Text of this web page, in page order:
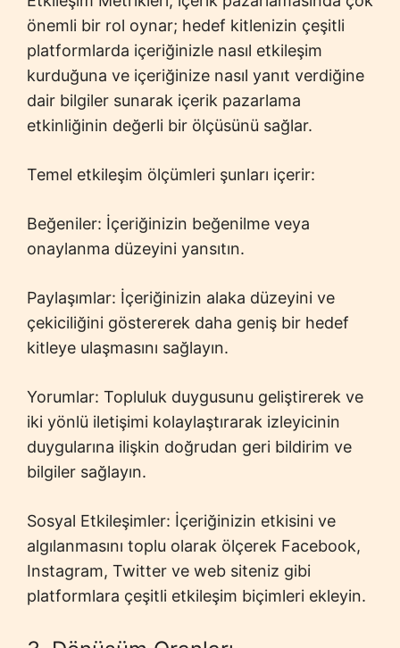
önemli bir rol oynar; hedef kitlenizin çeşitli
platformlarda içeriğinizle nasıl etkileşim
kurduğuna ve içeriğinize nasıl yanıt verdiğine
dair bilgiler sunarak içerik pazarlama
etkinliğinin değerli bir ölçüsünü sağlar.
Temel etkileşim ölçümleri şunları içerir:
Beğeniler: İçeriğinizin beğenilme veya
onaylanma düzeyini yansıtın.
Paylaşımlar: İçeriğinizin alaka düzeyini ve
çekiciliğini göstererek daha geniş bir hedef
kitleye ulaşmasını sağlayın.
Yorumlar: Topluluk duygusunu geliştirerek ve
iki yönlü iletişimi kolaylaştırarak izleyicinin
duygularına ilişkin doğrudan geri bildirim ve
bilgiler sağlayın.
Sosyal Etkileşimler: İçeriğinizin etkisini ve
algılanmasını toplu olarak ölçerek Facebook,
Instagram, Twitter ve web siteniz gibi
platformlara çeşitli etkileşim biçimleri ekleyin.